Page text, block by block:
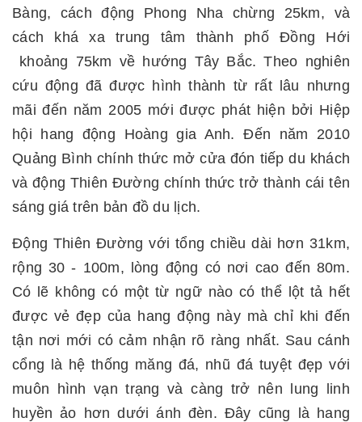
Bàng, cách động Phong Nha chừng 25km, và
cách khá xa trung tâm thành phố Đồng Hới
khoảng 75km về hướng Tây Bắc. Theo nghiên
cứu động đã được hình thành từ rất lâu nhưng
mãi đến năm 2005 mới được phát hiện bởi Hiệp
hội hang động Hoàng gia Anh. Đến năm 2010
Quảng Bình chính thức mở cửa đón tiếp du khách
và động Thiên Đường chính thức trở thành cái tên
sáng giá trên bản đồ du lịch.
Động Thiên Đường với tổng chiều dài hơn 31km,
rộng 30 - 100m, lòng động có nơi cao đến 80m.
Có lẽ không có một từ ngữ nào có thể lột tả hết
được vẻ đẹp của hang động này mà chỉ khi đến
tận nơi mới có cảm nhận rõ ràng nhất. Sau cánh
cổng là hệ thống măng đá, nhũ đá tuyệt đẹp với
muôn hình vạn trạng và càng trở nên lung linh
huyền ảo hơn dưới ánh đèn. Đây cũng là hang